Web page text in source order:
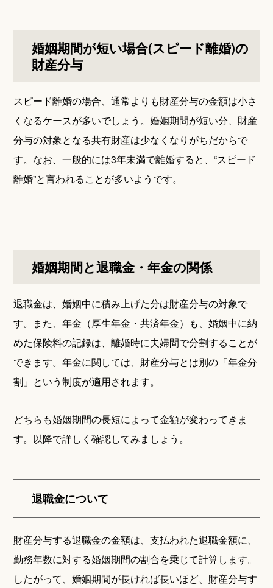
婚姻期間が短い場合(スピード離婚)の
財産分与
スピード離婚の場合、通常よりも財産分与の金額は小さ
くなるケースが多いでしょう。婚姻期間が短い分、財産
分与の対象となる共有財産は少なくなりがちだからで
す。なお、一般的には3年未満で離婚すると、“スピード
離婚”と言われることが多いようです。
婚姻期間と退職金・年金の関係
退職金は、婚姻中に積み上げた分は財産分与の対象で
す。また、年金（厚生年金・共済年金）も、婚姻中に納
めた保険料の記録は、離婚時に夫婦間で分割することが
できます。年金に関しては、財産分与とは別の「年金分
割」という制度が適用されます。
どちらも婚姻期間の長短によって金額が変わってきま
す。以降で詳しく確認してみましょう。
退職金について
財産分与する退職金の金額は、支払われた退職金額に、
勤務年数に対する婚姻期間の割合を乗じて計算します。
したがって、婚姻期間が長ければ長いほど、財産分与す